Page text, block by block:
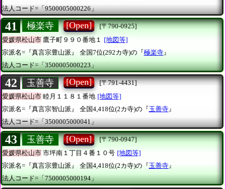
法人コード=「9500005000226」
41 極楽寺 [Open]
[〒790-0925]
愛媛県松山市 鷹子町９９０番地１
[地図等]
宗派名=『真言宗豊山派』
全国7位(292カ寺)の『極楽寺 』
法人コード=「3500005000223」
42 玉善寺 [Open]
[〒791-4431]
愛媛県松山市 睦月１１８１番地 [地図等]
宗派名=『真言宗智山派』
全国4,418位(2カ寺)の『玉善寺』
法人コード=「3500005000041」
43 玉善寺 [Open]
[〒790-0947]
愛媛県松山市 市坪南１丁目４番１０号 [地図等]
宗派名=『真言宗豊山派』
全国4,418位(2カ寺)の『玉善寺』
法人コード=「7500005000194」